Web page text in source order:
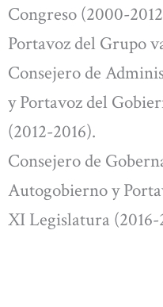
Congreso (2000-
Portavoz del Grupo
Consejero de
y Portavoz del
(2012-2016).
Consejero de
Autogobierno y
XI Legislatura